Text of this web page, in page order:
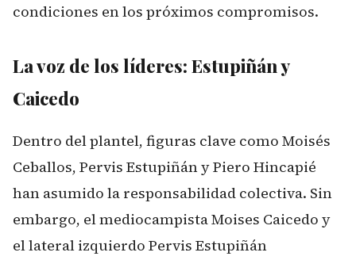
condiciones en los próximos compromisos.
La voz de los líderes: Estupiñán y
Caicedo
Dentro del plantel, figuras clave como Moisés
Ceballos, Pervis Estupiñán y Piero Hincapié
han asumido la responsabilidad colectiva. Sin
embargo, el mediocampista Moises Caicedo y
el lateral izquierdo Pervis Estupiñán